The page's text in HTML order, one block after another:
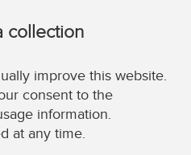
collection
improve this website.
consent to the
information.
at any time.